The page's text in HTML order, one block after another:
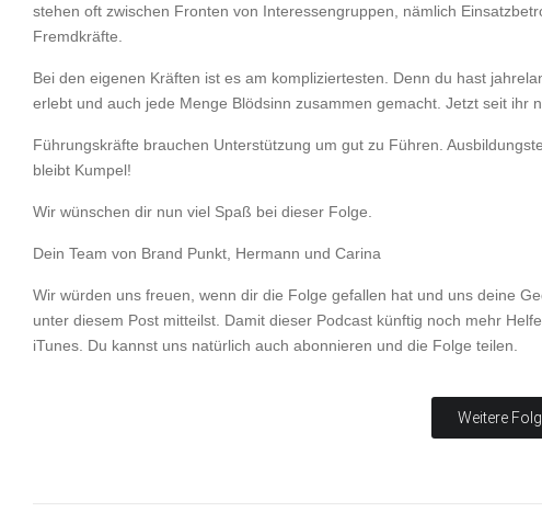
stehen oft zwischen Fronten von Interessengruppen, nämlich
Fremdkräfte.
Bei den eigenen Kräften ist es am kompliziertesten. Denn du hast
erlebt und auch jede Menge Blödsinn zusammen gemacht. Jetzt seit ihr
Führungskräfte brauchen Unterstützung um gut zu Führen.
bleibt Kumpel!
Wir wünschen dir nun viel Spaß bei dieser Folge.
Dein Team von Brand Punkt, Hermann und Carina
Wir würden uns freuen, wenn dir die Folge gefallen hat und uns deine
unter diesem Post mitteilst. Damit dieser Podcast künftig noch mehr
iTunes. Du kannst uns natürlich auch abonnieren und die Folge teilen.
Weitere